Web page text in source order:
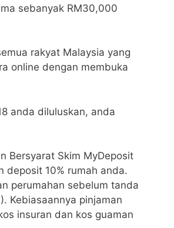
sebanyak RM30,000
rakyat Malaysia yang
online dengan membuka
anda diluluskan, anda
Bersyarat Skim MyDeposit
deposit 10% rumah anda.
perumahan sebelum tanda
Kebiasaannya pinjaman
insuran dan kos guaman